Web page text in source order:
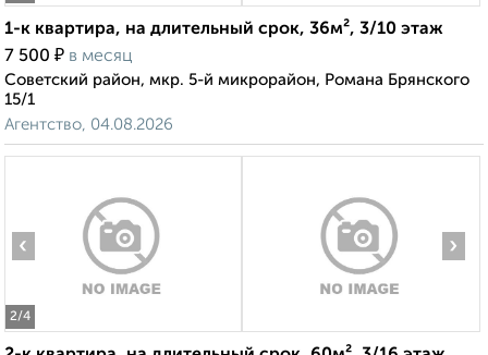
1-к квартира, на длительный срок, 36м², 3/10 этаж
7 500 ₽ в месяц
Советский район, мкр. 5-й микрорайон, Романа Брянского
15/1
Агентство, 04.08.2026
2/4
‹ ›